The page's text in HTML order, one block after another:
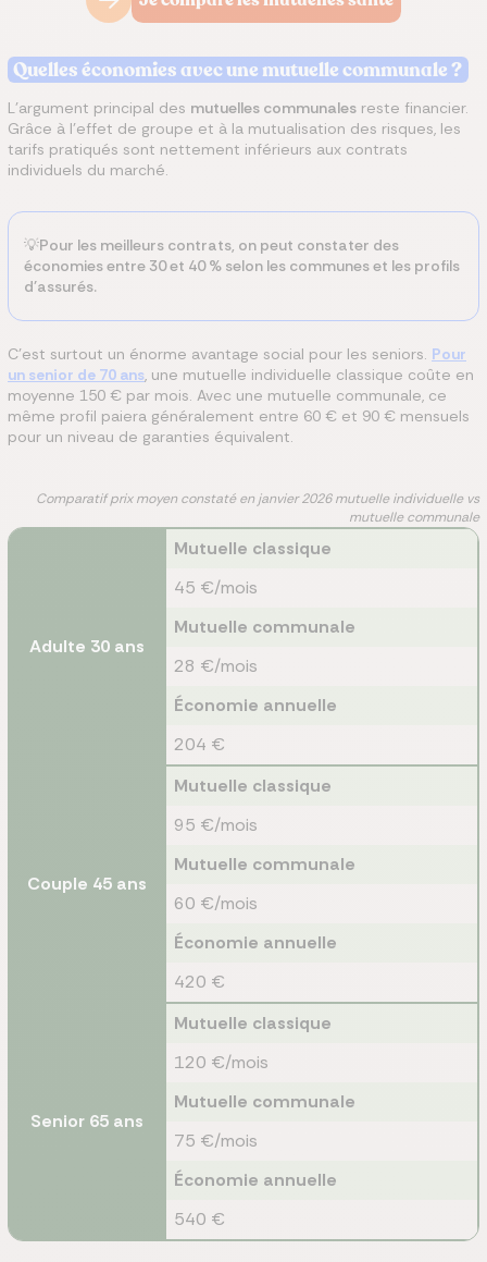
Quelles économies avec une mutuelle communale ?
L'argument principal des mutuelles communales reste financier.
Grâce à l'effet de groupe et à la mutualisation des risques, les
tarifs pratiqués sont nettement inférieurs aux contrats
individuels du marché.
💡Pour les meilleurs contrats, on peut constater des
économies entre 30 et 40 % selon les communes et les profils
d'assurés.
C'est surtout un énorme avantage social pour les seniors. Pour
un senior de 70 ans, une mutuelle individuelle classique coûte en
moyenne 150 € par mois. Avec une mutuelle communale, ce
même profil paiera généralement entre 60 € et 90 € mensuels
pour un niveau de garanties équivalent.
Comparatif prix moyen constaté en janvier 2026 mutuelle individuelle vs
mutuelle communale
Adulte 30 ans
Mutuelle classique
45 €/mois
Mutuelle communale
28 €/mois
Économie annuelle
204 €
Couple 45 ans
Mutuelle classique
95 €/mois
Mutuelle communale
60 €/mois
Économie annuelle
420 €
Senior 65 ans
Mutuelle classique
120 €/mois
Mutuelle communale
75 €/mois
Économie annuelle
540 €